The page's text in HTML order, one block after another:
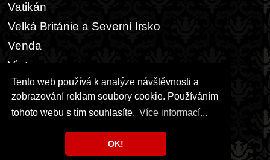
Tento web používá k analýze návštěvnosti a
zobrazování reklam soubory cookie. Používáním
tohoto webu s tím souhlasíte. Více informací...
OK!
Vatikán
Velká Británie a Severní Irsko
Venda
Vietnam
Zair
Zambie
Copyright © 1999 - 2026 Milka